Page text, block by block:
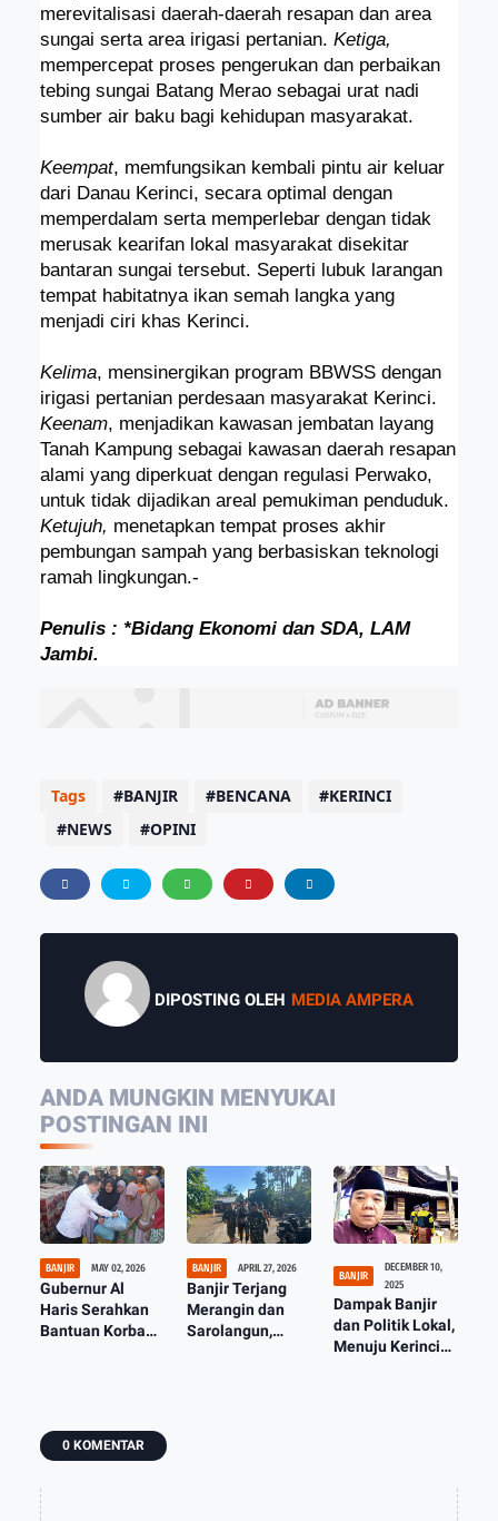
merevitalisasi daerah-daerah resapan dan area
sungai serta area irigasi pertanian. Ketiga,
mempercepat proses pengerukan dan perbaikan
tebing sungai Batang Merao sebagai urat nadi
sumber air baku bagi kehidupan masyarakat.
Keempat, memfungsikan kembali pintu air keluar
dari Danau Kerinci, secara optimal dengan
memperdalam serta memperlebar dengan tidak
merusak kearifan lokal masyarakat disekitar
bantaran sungai tersebut. Seperti lubuk larangan
tempat habitatnya ikan semah langka yang
menjadi ciri khas Kerinci.
Kelima, mensinergikan program BBWSS dengan
irigasi pertanian perdesaan masyarakat Kerinci.
Keenam, menjadikan kawasan jembatan layang
Tanah Kampung sebagai kawasan daerah resapan
alami yang diperkuat dengan regulasi Perwako,
untuk tidak dijadikan areal pemukiman penduduk.
Ketujuh, menetapkan tempat proses akhir
pembungan sampah yang berbasiskan teknologi
ramah lingkungan.-
Penulis : *Bidang Ekonomi dan SDA, LAM
Jambi.
Tags BANJIR BENCANA
KERINCI
NEWS
OPINI
DIPOSTING OLEH MEDIA AMPERA
ANDA MUNGKIN MENYUKAI
POSTINGAN INI
BANJIR MAY 02, 2026
Gubernur Al
Haris Serahkan
Bantuan Korban
BANJIR APRIL 27, 2026
Banjir Terjang
Merangin dan
Sarolangun,
BANJIR
DECEMBER 10,
2025
Dampak Banjir
dan Politik Lokal,
Menuju Kerinci
0 KOMENTAR